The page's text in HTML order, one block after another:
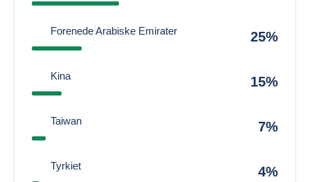
Forenede Arabiske Emirater 25%
Kina 15%
Taiwan 7%
Tyrkiet 4%